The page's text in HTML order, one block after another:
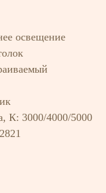
освещение
К: 3000/4000/5000